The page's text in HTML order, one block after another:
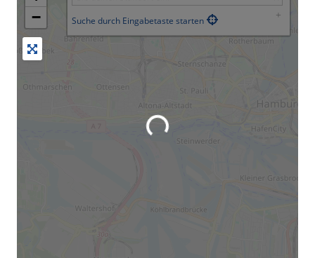
−
Suche durch Eingabetaste starten
Wird geladen …